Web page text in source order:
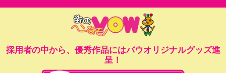
採用者の中から、優秀作品にはバウオリジナルグッズ進
呈！